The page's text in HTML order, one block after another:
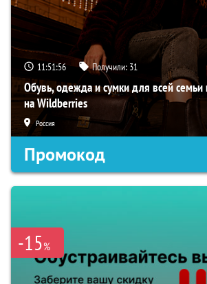
11:51:54 Получили: 31
Обувь, одежда и сумки для всей семьи
на Wildberries
Россия
Промокод
-15%